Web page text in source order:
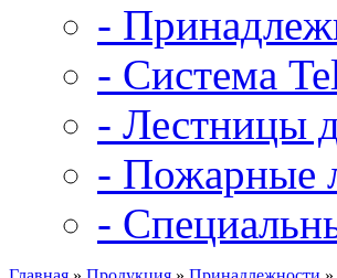
-
- Система
- Лестницы
- Пожарные
-